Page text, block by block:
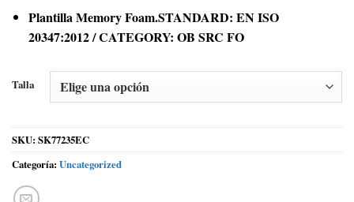
Plantilla Memory Foam.STANDARD: EN ISO
20347:2012 / CATEGORY: OB SRC FO
Talla
SKU: SK77235EC
Categoría: Uncategorized